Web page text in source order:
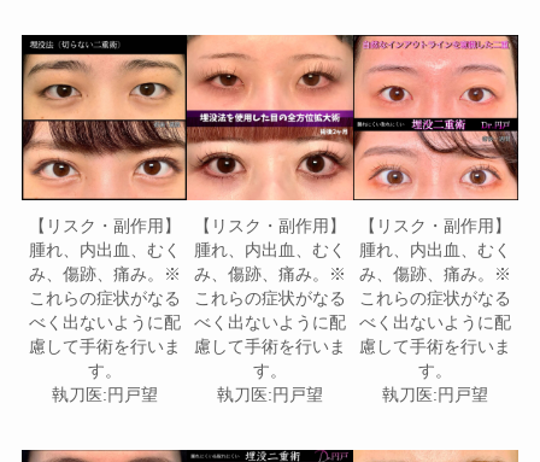
【リスク・副作用】
腫れ、内出血、むく
み、傷跡、痛み。※
これらの症状がなる
べく出ないように配
慮して手術を行いま
す。
執刀医:円戸望
【リスク・副作用】
腫れ、内出血、むく
み、傷跡、痛み。※
これらの症状がなる
べく出ないように配
慮して手術を行いま
す。
執刀医:円戸望
【リスク・副作用】
腫れ、内出血、むく
み、傷跡、痛み。※
これらの症状がなる
べく出ないように配
慮して手術を行いま
す。
執刀医:円戸望